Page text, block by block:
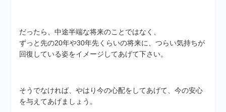
だったら、中途半端な将来のことではなく、
ずっと先の20年や30年先くらいの将来に、つらい気持ちが
回復している姿をイメージしてあげて下さい。
そうでなければ、やはり今の心配をしてあげて、今の安心
を与えてあげましょう。